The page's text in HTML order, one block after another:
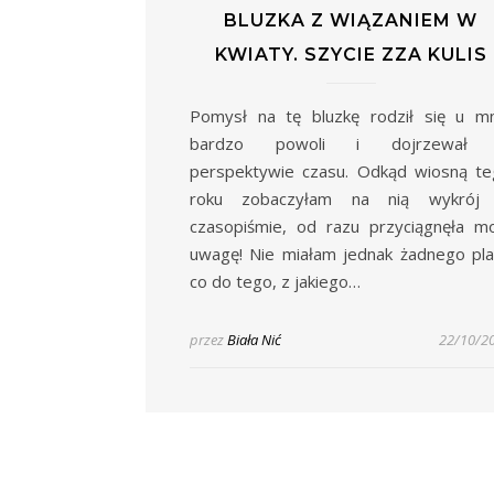
BLUZKA Z WIĄZANIEM W
KWIATY. SZYCIE ZZA KULIS
Pomysł na tę bluzkę rodził się u
bardzo powoli i dojrzewał
perspektywie czasu. Odkąd wiosną
roku zobaczyłam na nią wykrój
czasopiśmie, od razu przyciągnęła
uwagę! Nie miałam jednak żadnego
co do tego, z jakiego…
przezBiała Nić 22/10/